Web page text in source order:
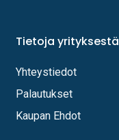
Tietoja yrityksestä
Yhteystiedot
Palautukset
Kaupan Ehdot